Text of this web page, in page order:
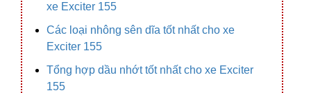
xe Exciter 155
Các loại nhông sên dĩa tốt nhất cho xe
Exciter 155
Tổng hợp dầu nhớt tốt nhất cho xe Exciter
155